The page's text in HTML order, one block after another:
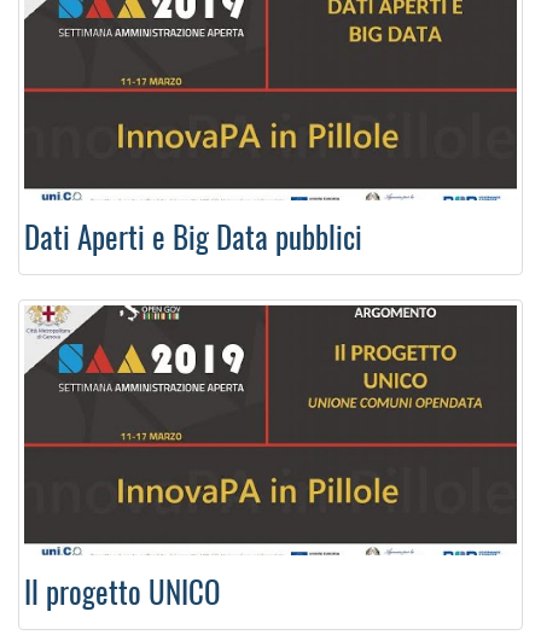
Dati Aperti e Big Data pubblici
Il progetto UNICO